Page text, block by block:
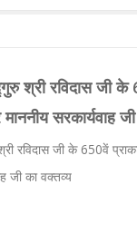
श्री रविदास जी
सरकार्यवाह
रविदास जी के 650वें
जी का वक्तव्य